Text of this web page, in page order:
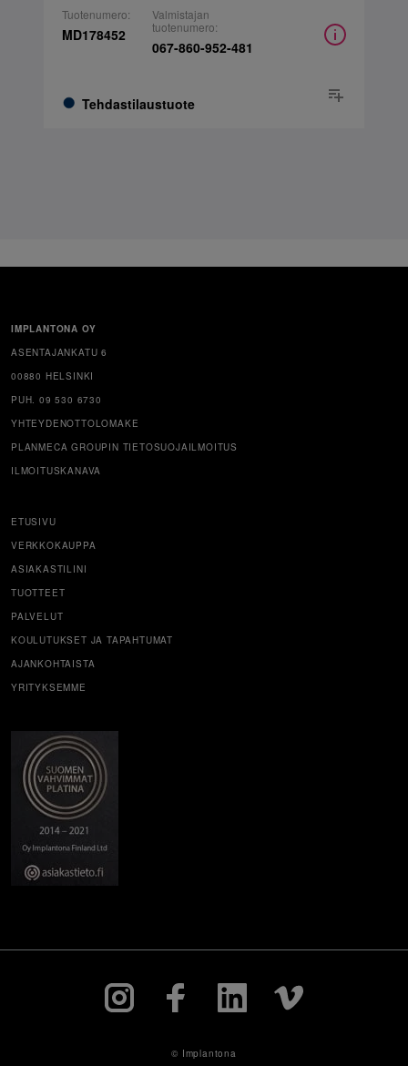
Tuotenumero:
MD178452
Tehdastilaustuote
Valmistajan
tuotenumero:
067-860-952-481
IMPLANTONA OY
ASENTAJANKATU 6
00880 HELSINKI
PUH. 09 530 6730
YHTEYDENOTTOLOMAKE
PLANMECA GROUPIN TIETOSUOJAILMOITUS
ILMOITUSKANAVA
ETUSIVU
VERKKOKAUPPA
ASIAKASTILINI
TUOTTEET
PALVELUT
KOULUTUKSET JA TAPAHTUMAT
AJANKOHTAISTA
YRITYKSEMME
© Implantona